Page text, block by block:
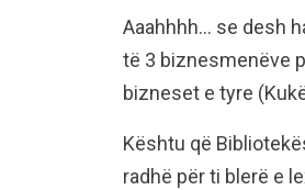
Aaahhhh… se desh
të 3 biznesmenëve
bizneset e tyre
Kështu që
radhë për ti blerë e